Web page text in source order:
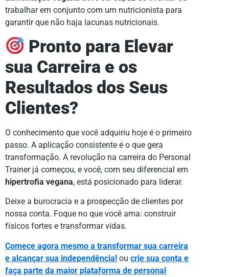
trabalhar em conjunto com um nutricionista para
garantir que não haja lacunas nutricionais.
Pronto para Elevar
sua Carreira e os
Resultados dos Seus
Clientes?
O conhecimento que você adquiriu hoje é o primeiro
passo. A aplicação consistente é o que gera
transformação. A revolução na carreira do Personal
Trainer já começou, e você, com seu diferencial em
hipertrofia vegana, está posicionado para liderar.
Deixe a burocracia e a prospecção de clientes por
nossa conta. Foque no que você ama: construir
físicos fortes e transformar vidas.
Comece agora mesmo a transformar sua carreira
e alcançar sua independência! ou crie sua conta e
faça parte da maior plataforma de personal